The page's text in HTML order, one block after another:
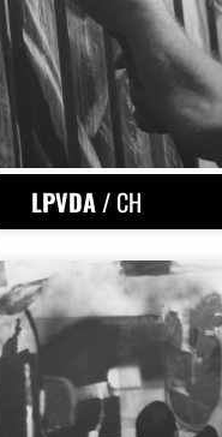
LPVDA/ CH